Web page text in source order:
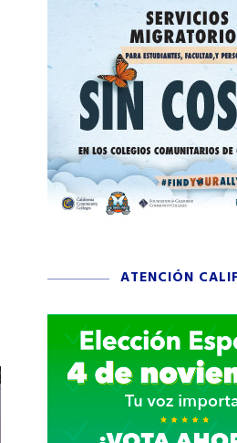
ATENCIÓN